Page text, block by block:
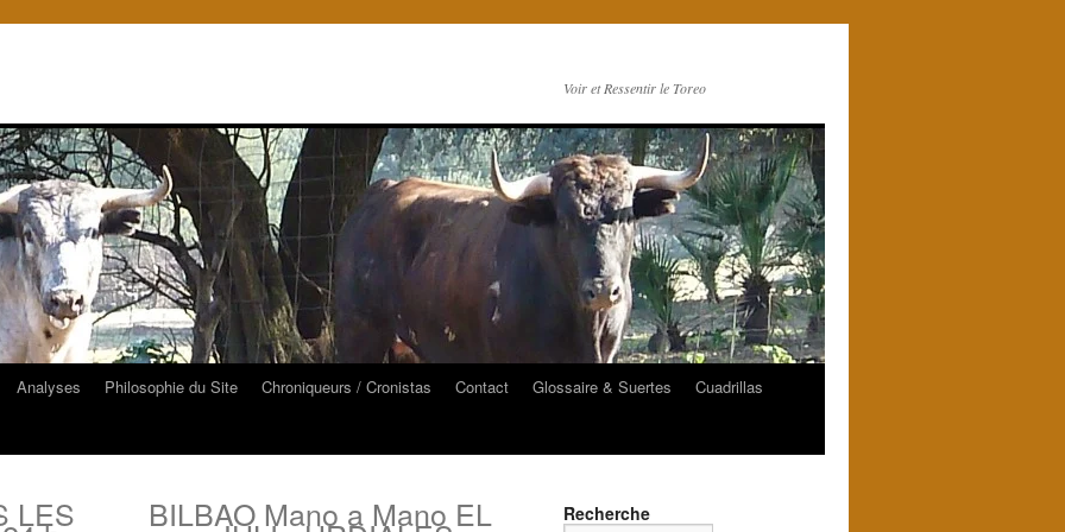
Voir et Ressentir le Toreo
Analyses Philosophie du Site Chroniqueurs / Cronistas Contact Glossaire & Suertes
Cuadrillas
LES BILBAO Mano a Mano EL Recherche